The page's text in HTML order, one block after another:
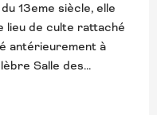
13eme siècle, elle
lieu de culte rattaché
antérieurement à
Salle des...